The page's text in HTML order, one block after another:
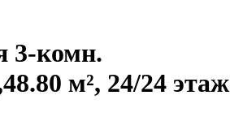
3-комн.
48.80 м², 24/24 этаж